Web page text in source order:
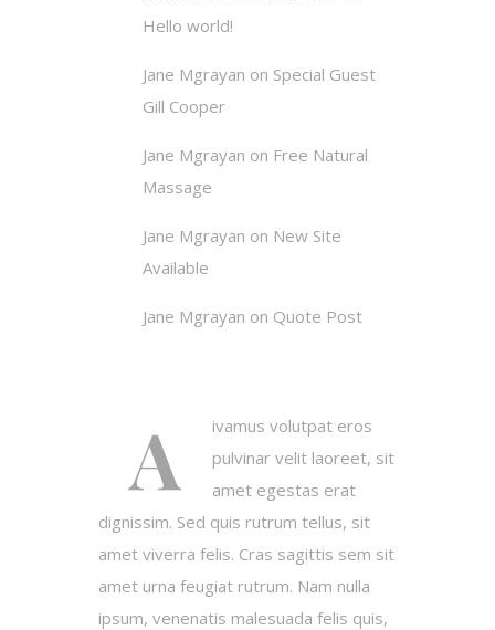
Hello world!
Jane Mgrayan on Special Guest
Gill Cooper
Jane Mgrayan on Free Natural
Massage
Jane Mgrayan on New Site
Available
Jane Mgrayan on Quote Post
A
ivamus volutpat eros
pulvinar velit laoreet, sit
amet egestas erat
dignissim. Sed quis rutrum tellus, sit
amet viverra felis. Cras sagittis sem sit
amet urna feugiat rutrum. Nam nulla
ipsum, venenatis malesuada felis quis,